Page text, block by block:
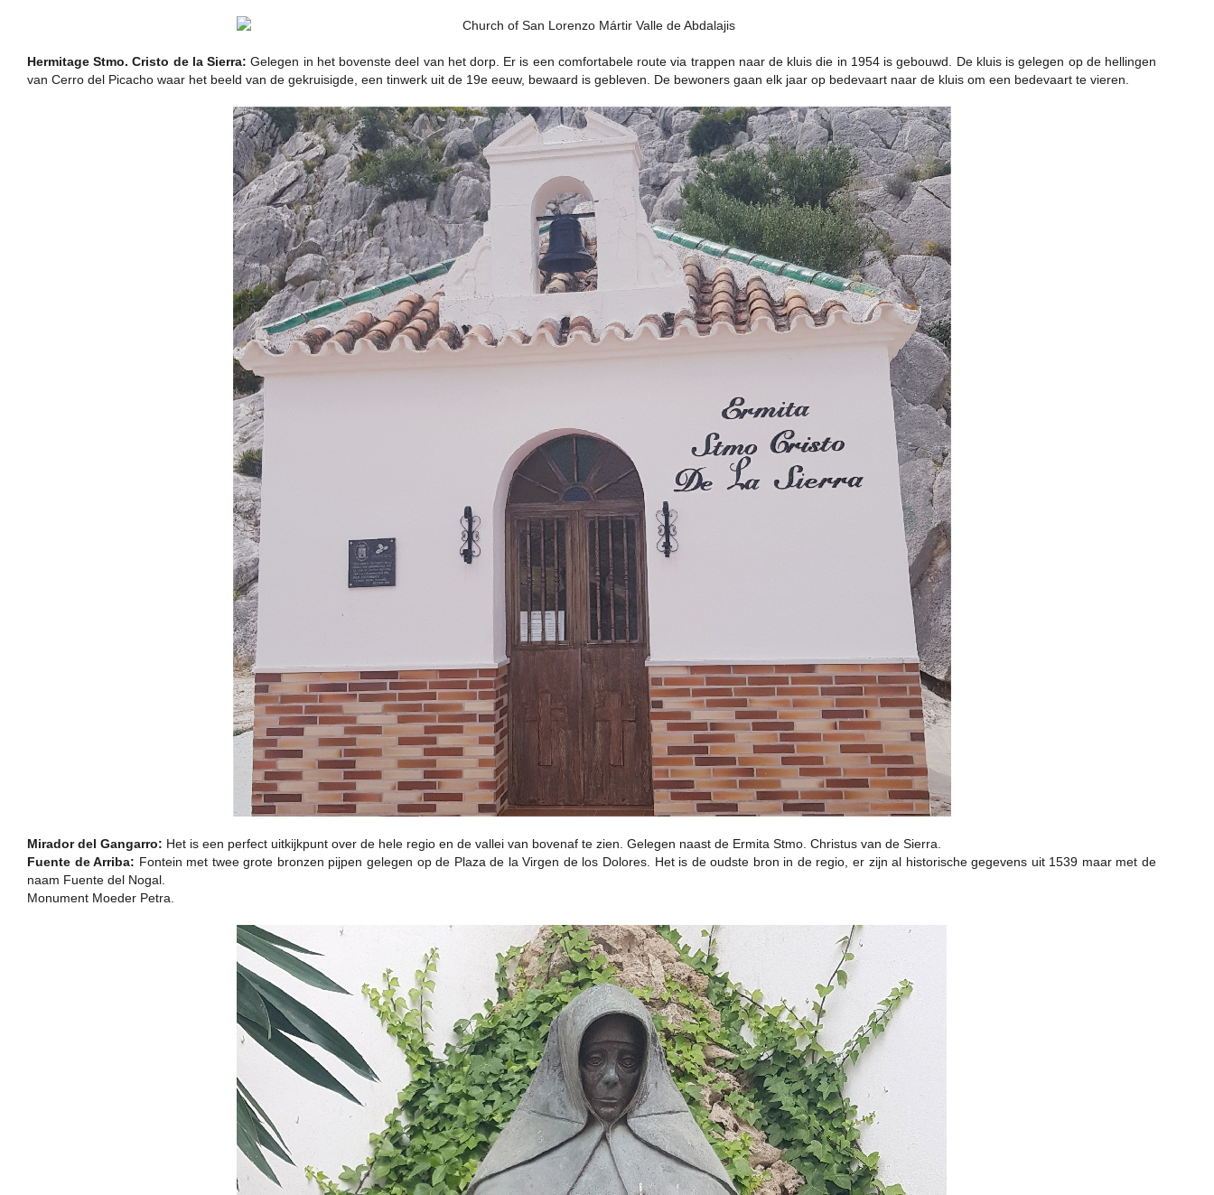
Hermitage Stmo. Cristo de la Sierra: Gelegen in het bovenste deel van het dorp. Er is een comfortabele route via trappen naar de kluis die in 1954 is gebouwd. De kluis is gelegen op de hellingen
van Cerro del Picacho waar het beeld van de gekruisigde, een tinwerk uit de 19e eeuw, bewaard is gebleven. De bewoners gaan elk jaar op bedevaart naar de kluis om een ​​bedevaart te vieren.
Mirador del Gangarro: Het is een perfect uitkijkpunt over de hele regio en de vallei van bovenaf te zien. Gelegen naast de Ermita Stmo. Christus van de Sierra.
Fuente de Arriba: Fontein met twee grote bronzen pijpen gelegen op de Plaza de la Virgen de los Dolores. Het is de oudste bron in de regio, er zijn al historische gegevens uit 1539 maar met de
naam Fuente del Nogal.
Monument Moeder Petra.